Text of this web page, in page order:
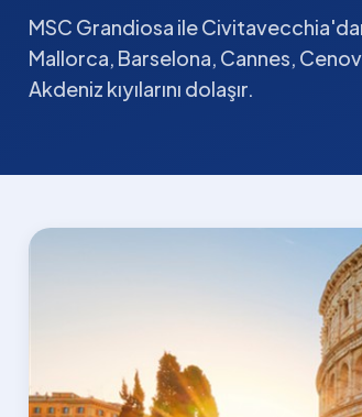
MSC Grandiosa ile
Mallorca, Barselona, Cannes,
Akdeniz kıyılarını dolaşır.